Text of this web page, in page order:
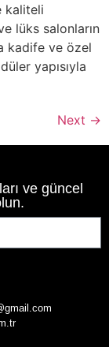
kaliteli
lüks salonların
kadife ve özel
yapısıyla
Next →
ve güncel